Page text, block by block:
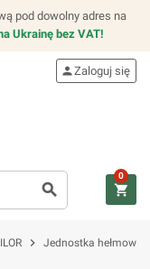
pod dowolny adres na
Ukrainę bez VAT!
search
personZaloguj się
shopping_cart
0
chevron_right Jednostka hełmowa